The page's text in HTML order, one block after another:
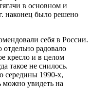
в основном и
наконец было решено
себя в России.
радовало
кресло и в целом
такое не снилось.
середины 1990-х,
можно увидеть на